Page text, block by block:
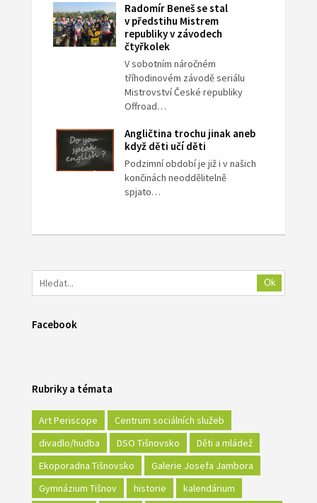
Radomír Beneš se stal
v předstihu Mistrem
republiky v závodech
čtyřkolek
V sobotním náročném
tříhodinovém závodě seriálu
Mistrovství České republiky
Offroad…
Angličtina trochu jinak aneb
když děti učí děti
Podzimní období je již i v našich
končinách neoddělitelně
spjato…
Ok
Facebook
Rubriky a témata
Art Periscope
Centrum sociálních služeb
divadlo/hudba
DSO Tišnovsko
Děti a mládež
Ekoporadna Tišnovsko
Galerie Josefa Jambora
Gymnázium Tišnov
historie
kalendárium